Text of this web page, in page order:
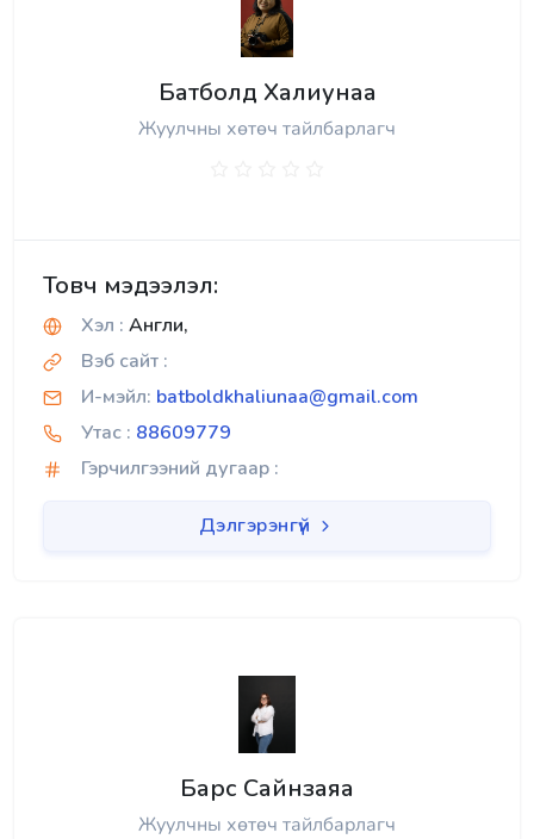
Батболд Халиунаа
Жуулчны хөтөч тайлбарлагч
Товч мэдээлэл:
Хэл : Англи,
Вэб сайт :
И-мэйл: batboldkhaliunaa@gmail.com
Утас : 88609779
Гэрчилгээний дугаар :
Дэлгэрэнгүй
Барс Сайнзаяа
Жуулчны хөтөч тайлбарлагч